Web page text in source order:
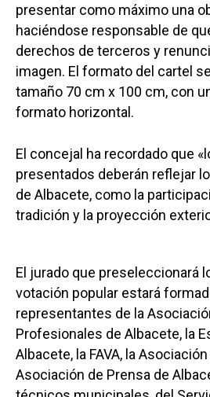
presentar como máximo una
haciéndose responsable de
derechos de terceros y
imagen. El formato del cartel
tamaño 70 cm x 100 cm, con
formato horizontal.
El concejal ha recordado que
presentados deberán reflejar
de Albacete, como la
tradición y la proyección
El jurado que preseleccionará
votación popular estará
representantes de la
Profesionales de Albacete, la
Albacete, la FAVA, la
Asociación de Prensa de